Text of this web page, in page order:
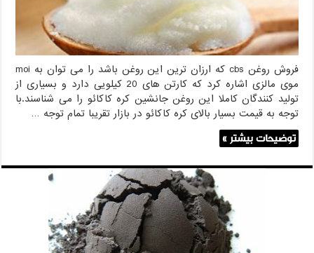
فروش روغن cbs که ارزان ترین این روغن باشد را می توان به moi
موی مالزی اشاره کرد که کارتن های 20 کیلویی دارد و بسیاری از
تولید کنندگان کاملا این روغن جانشین کره کاکائو را می شناسند.با
توجه به قیمت بسیار بالای کره کاکائو در بازار تقریبا تمام توجه …
توضیحات بیشتر »